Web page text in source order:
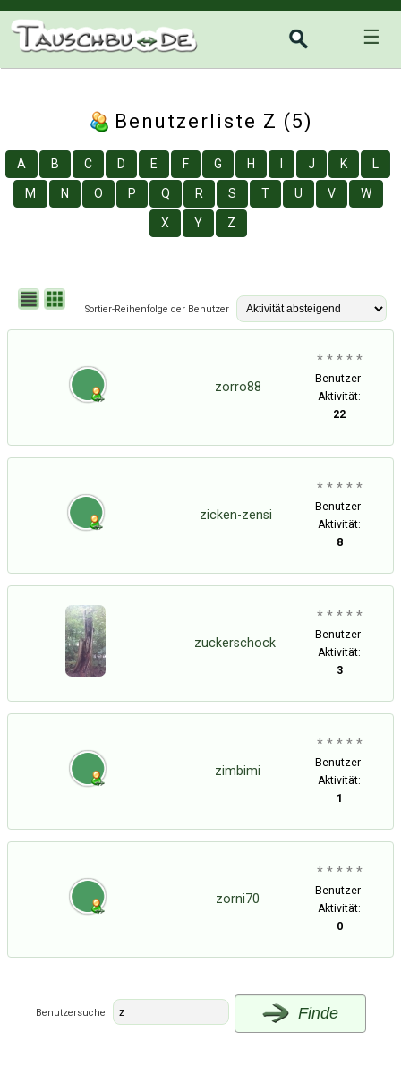
☰
Benutzerliste Z (5)
A B C D E F G H J K L
M N O P Q R S T U V W
X Y Z
Sortier-Reihenfolge der Benutzer
zorro88
* * * * *
Benutzer-
Aktivität:
22
zicken-zensi
* * * * *
Benutzer-
Aktivität:
8
zuckerschock
* * * * *
Benutzer-
Aktivität:
3
zimbimi
* * * * *
Benutzer-
Aktivität:
1
zorni70
* * * * *
Benutzer-
Aktivität:
0
Benutzersuche Finde